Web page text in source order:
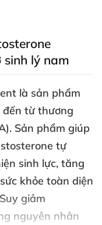
sinh lý nam
là sản phẩm
đến từ thương
Sản phẩm giúp
tự
sinh lực, tăng
khỏe toàn diện
giảm
nguyên nhân